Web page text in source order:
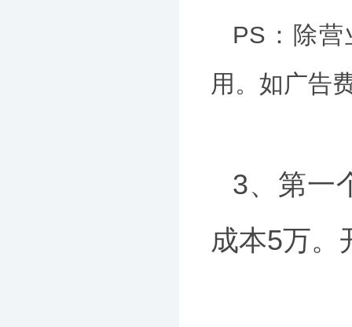
PS：除
用。如广告
3、第一
成本5万。